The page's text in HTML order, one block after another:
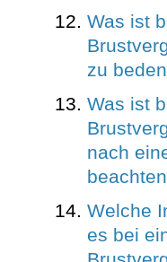
Was ist
zu
Was ist
nach
Welche
es bei